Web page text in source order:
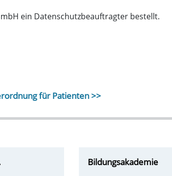
ein Datenschutzbeauftragter bestellt.
für Patienten >>
Bildungsakademie